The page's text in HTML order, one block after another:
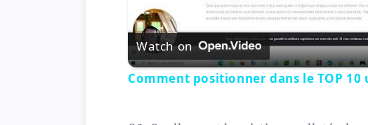
l
a
Watch on
Comment positionner dans le TOP 10